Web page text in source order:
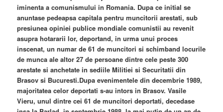
iminenta a comunismului in Romania. Dupa ce initial se
anuntase pedeapsa capitala pentru muncitorii arestati, sub
presiunea opiniei publice mondiale comunistii au revenit
asupra hotararii lor, deportand, in urma unui proces
inscenat, un numar de 61 de muncitori si schimband locurile
de munca ale altor 27 de persoane dintre cele peste 300
arestate si anchetate in sediile Militiei si Securitatii din
Brasov si Bucuresti.Dupa evenimentele din decembrie 1989,
majoritatea celor deportati s-au intors in Brasov. Vasile
Vieru, unul dintre cei 61 de muncitori deportati, decedase